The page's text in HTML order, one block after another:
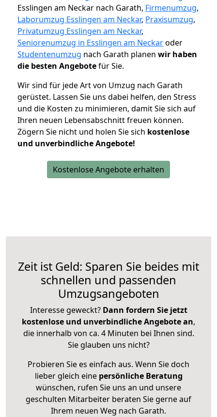
Esslingen am Neckar nach Garath, Firmenumzug,
Laborumzug Esslingen am Neckar, Praxisumzug,
Privatumzug Esslingen am Neckar,
Seniorenumzug in Esslingen am Neckaroder
Studentenumzug nach Garath planen wir haben
die besten Angebotefür Sie.
Wir sind für jede Art von Umzug nach Garath
gerüstet. Lassen Sie uns dabei helfen, den Stress
und die Kosten zu minimieren, damit Sie sich auf
Ihren neuen Lebensabschnitt freuen können.
Zögern Sie nicht und holen Sie sich kostenlose
und unverbindliche Angebote!
Kostenlose Angebote erhalten
Zeit ist Geld: Sparen Sie beides mit
schnellen und passenden
Umzugsangeboten
Interesse geweckt? Dann fordern Sie jetzt
kostenlose und unverbindliche Angebote an,
die innerhalb von ca. 4 Minuten bei Ihnen sind.
Sie glauben uns nicht?
Probieren Sie es einfach aus. Wenn Sie doch
lieber gleich eine persönliche Beratung
wünschen, rufen Sie uns an und unsere
geschulten Mitarbeiter beraten Sie gerne auf
Ihrem neuen Weg nach Garath.